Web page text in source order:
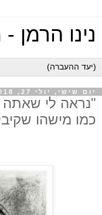
נינו הרמן
יום שישי, יולי 27, 2018
"נראה לי
כמו מישהו